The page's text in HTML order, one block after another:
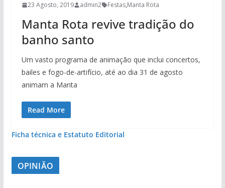
23 Agosto, 2019 admin2 Festas,Manta Rota
Manta Rota revive tradição do
banho santo
Um vasto programa de animação que inclui concertos,
bailes e fogo-de-artifício, até ao dia 31 de agosto
animam a Manta
Read More
Ficha técnica e Estatuto Editorial
OPINIÃO